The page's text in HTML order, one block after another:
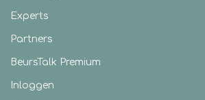
Experts
Partners
BeursTalk Premium
Inloggen